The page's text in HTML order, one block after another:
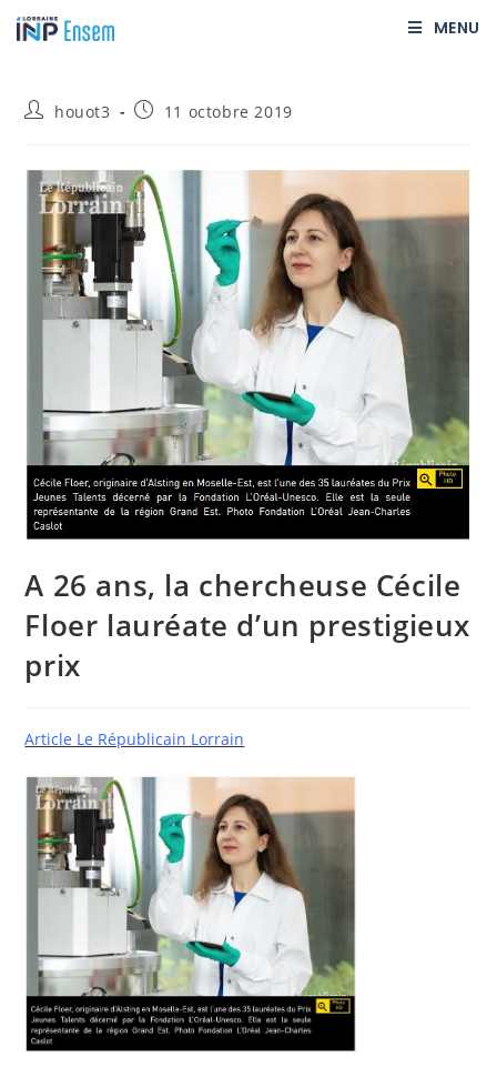
MENU
houot3 11 octobre 2019
A 26 ans, la chercheuse Cécile
Floer lauréate d’un prestigieux
prix
Article Le Républicain Lorrain